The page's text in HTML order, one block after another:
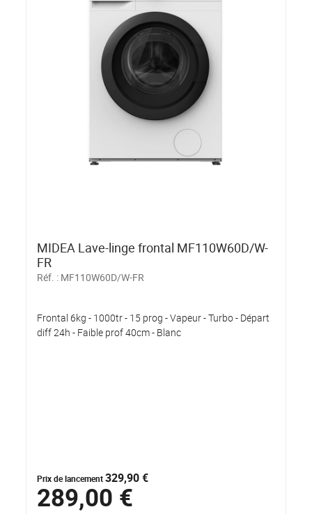
MIDEA Lave-linge frontal MF110W60D/W-
FR
Réf. : MF110W60D/W-FR
Frontal 6kg - 1000tr - 15 prog - Vapeur - Turbo - Départ
diff 24h - Faible prof 40cm - Blanc
Prix de lancement329,90 €
289,00 €